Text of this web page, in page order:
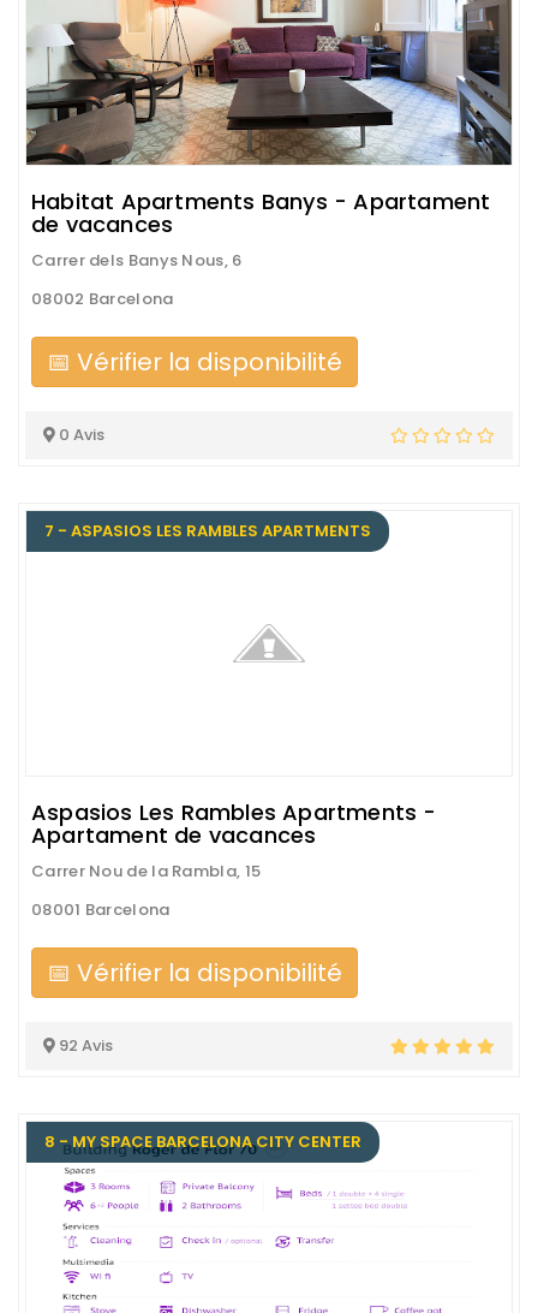
Habitat Apartments Banys - Apartament
de vacances
Carrer dels Banys Nous, 6
08002 Barcelona
📅 Vérifier la disponibilité
0 Avis
7 - ASPASIOS LES RAMBLES APARTMENTS
Aspasios Les Rambles Apartments -
Apartament de vacances
Carrer Nou de la Rambla, 15
08001 Barcelona
📅 Vérifier la disponibilité
92 Avis
8 - MY SPACE BARCELONA CITY CENTER